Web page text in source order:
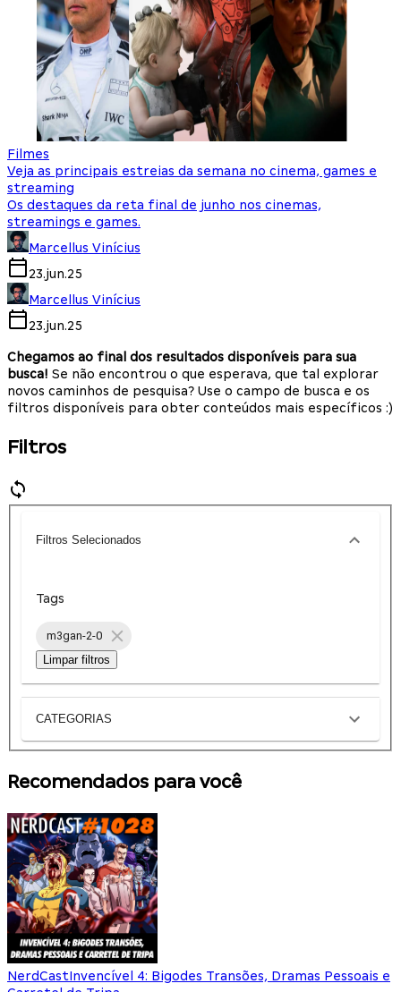
Filmes
Veja as principais estreias da semana no cinema, games e
streaming
Os destaques da reta final de junho nos cinemas,
streamings e games.
Marcellus Vinícius
23.jun.25
Marcellus Vinícius
23.jun.25
Chegamos ao final dos resultados disponíveis para sua
busca! Se não encontrou o que esperava, que tal explorar
novos caminhos de pesquisa? Use o campo de busca e os
filtros disponíveis para obter conteúdos mais específicos :)
Filtros
Filtros Selecionados
Tags
m3gan-2-0
Limpar filtros
CATEGORIAS
Recomendados para você
NerdCastInvencível 4: Bigodes Transões, Dramas Pessoais e